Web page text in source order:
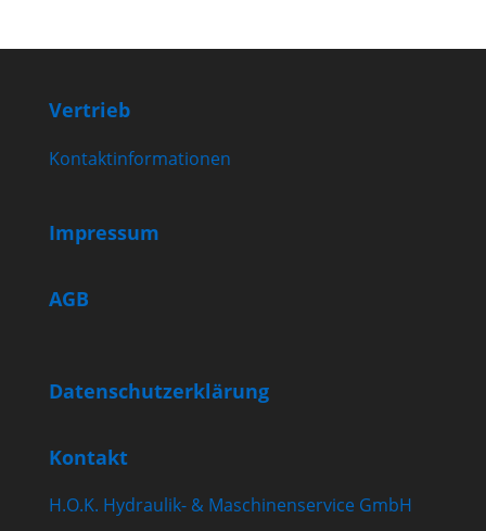
Vertrieb
Kontaktinformationen
Impressum
AGB
Datenschutzerklärung
Kontakt
H.O.K. Hydraulik- & Maschinenservice GmbH